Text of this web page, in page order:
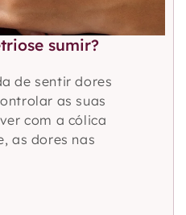
sumir?
de sentir dores
as suas
com a cólica
as dores nas